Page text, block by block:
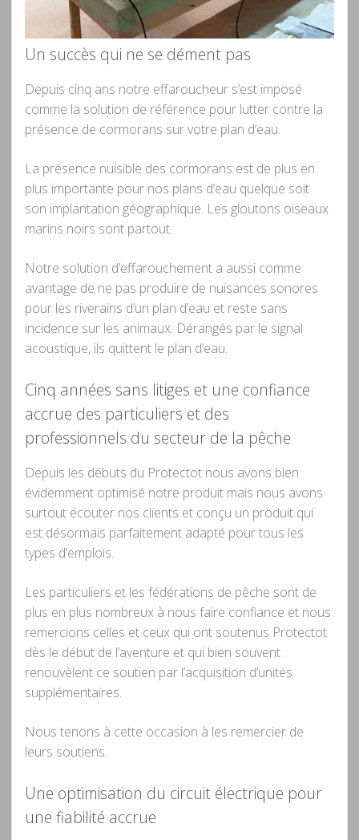
Un succès qui ne se dément pas
Depuis cinq ans notre effaroucheur s’est imposé
comme la solution de référence pour lutter contre la
présence de cormorans sur votre plan d’eau.
La présence nuisible des cormorans est de plus en
plus importante pour nos plans d’eau quelque soit
son implantation géographique. Les gloutons oiseaux
marins noirs sont partout.
Notre solution d’effarouchement a aussi comme
avantage de ne pas produire de nuisances sonores
pour les riverains d’un plan d’eau et reste sans
incidence sur les animaux. Dérangés par le signal
acoustique, ils quittent le plan d’eau.
Cinq années sans litiges et une confiance
accrue des particuliers et des
professionnels du secteur de la pêche
Depuis les débuts du Protectot nous avons bien
évidemment optimisé notre produit mais nous avons
surtout écouter nos clients et conçu un produit qui
est désormais parfaitement adapté pour tous les
types d’emplois.
Les particuliers et les fédérations de pêche sont de
plus en plus nombreux à nous faire confiance et nous
remercions celles et ceux qui ont soutenus Protectot
dès le début de l’aventure et qui bien souvent
renouvèlent ce soutien par l’acquisition d’unités
supplémentaires.
Nous tenons à cette occasion à les remercier de
leurs soutiens.
Une optimisation du circuit électrique pour
une fiabilité accrue